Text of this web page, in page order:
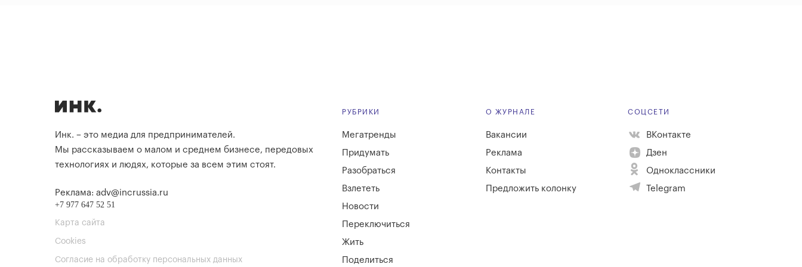
Инк. – это медиа для предпринимателей.
Мы рассказываем о малом и среднем бизнесе, передовых
технологиях и людях, которые за всем этим стоят.
Реклама: adv@incrussia.ru
+7 977 647 52 51
Карта сайта
Cookies
Согласие на обработку персональных данных
РУБРИКИ
Мегатренды
Придумать
Разобраться
Взлететь
Новости
Переключиться
Жить
Поделиться
О ЖУРНАЛЕ
Вакансии
Реклама
Контакты
Предложить колонку
СОЦСЕТИ
ВКонтакте
Дзен
Одноклассники
Telegram